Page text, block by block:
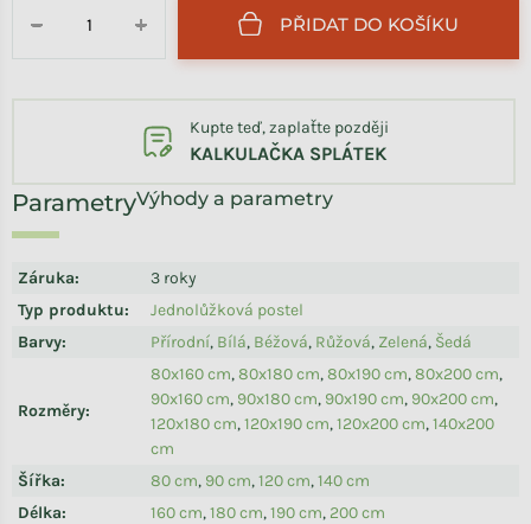
+
− PŘIDAT DO KOŠÍKU
Výhody a parametry
Záruka:
3 roky
Typ produktu:
Jednolůžková postel
Barvy: Přírodní, Bílá, Béžová, Růžová, Zelená, Šedá
Rozměry:
80x160 cm,80x180 cm,80x190 cm,80x200 cm,
90x160 cm, 90x180 cm, 90x190 cm, 90x200 cm,
120x180 cm,120x190 cm,120x200 cm,140x200
cm
Šířka: 80 cm, 90 cm,120 cm,140 cm
Délka: 160 cm,180 cm,190 cm, 200 cm
Kupte teď, zaplaťte později
KALKULAČKA SPLÁTEK